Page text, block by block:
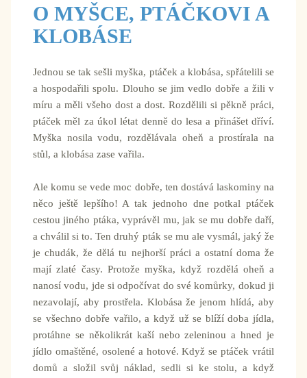
O MYŠCE, PTÁČKOVI A
KLOBÁSE
Jednou se tak sešli myška, ptáček a klobása, spřátelili se
a hospodařili spolu. Dlouho se jim vedlo dobře a žili v
míru a měli všeho dost a dost. Rozdělili si pěkně práci,
ptáček měl za úkol létat denně do lesa a přinášet dříví.
Myška nosila vodu, rozdělávala oheň a prostírala na
stůl, a klobása zase vařila.
Ale komu se vede moc dobře, ten dostává laskominy na
něco ještě lepšího! A tak jednoho dne potkal ptáček
cestou jiného ptáka, vyprávěl mu, jak se mu dobře daří,
a chválil si to. Ten druhý pták se mu ale vysmál, jaký že
je chudák, že dělá tu nejhorší práci a ostatní doma že
mají zlaté časy. Protože myška, když rozdělá oheň a
nanosí vodu, jde si odpočívat do své komůrky, dokud ji
nezavolají, aby prostřela. Klobása že jenom hlídá, aby
se všechno dobře vařilo, a když už se blíží doba jídla,
protáhne se několikrát kaší nebo zeleninou a hned je
jídlo omaštěné, osolené a hotové. Když se ptáček vrátil
domů a složil svůj náklad, sedli si ke stolu, a když